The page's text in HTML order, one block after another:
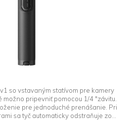
so vstavaným statívom pre kamery
možno pripevniť pomocou 1/4 "závitu.
pre jednoduché prenášanie. Pri
sa tyč automaticky odstraňuje zo